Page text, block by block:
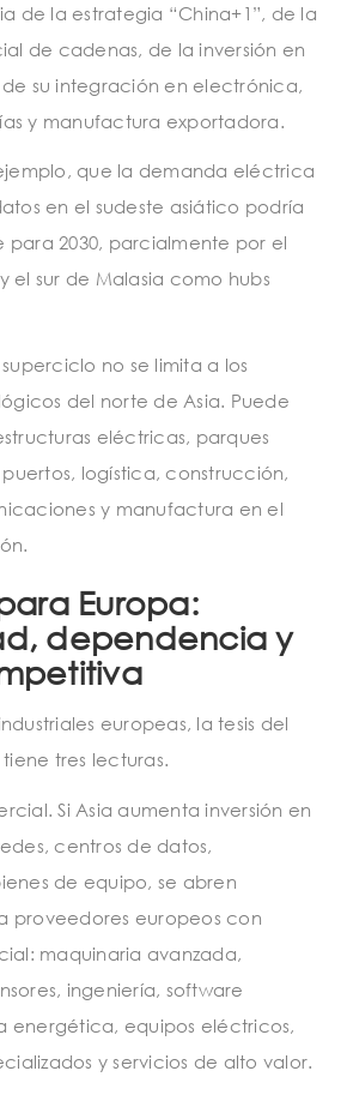
de la estrategia “China+1”, de la
de cadenas, de la inversión en
su integración en electrónica,
y manufactura exportadora.
que la demanda eléctrica
en el sudeste asiático podría
para 2030, parcialmente por el
el sur de Malasia como hubs
no se limita a los
del norte de Asia. Puede
eléctricas, parques
puertos, logística, construcción,
y manufactura en el
Europa:
dependencia y
europeas, la tesis del
tres lecturas.
Si Asia aumenta inversión en
centros de datos,
de equipo, se abren
proveedores europeos con
maquinaria avanzada,
ingeniería, software
energética, equipos eléctricos,
y servicios de alto valor.